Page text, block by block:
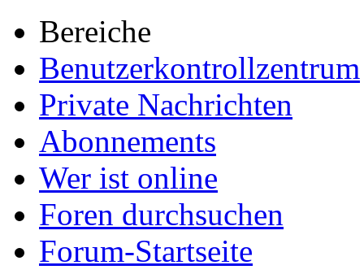
Bereiche
Benutzerkontrollzentrum
Private Nachrichten
Abonnements
Wer ist online
Foren durchsuchen
Forum-Startseite